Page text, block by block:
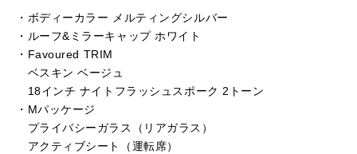
・ボディーカラー メルティングシルバー
・ルーフ&ミラーキャップ ホワイト
・Favoured TRIM
ベスキン ベージュ
18インチ ナイトフラッシュスポーク 2トーン
・Mパッケージ
プライバシーガラス（リアガラス）
アクティブシート（運転席）